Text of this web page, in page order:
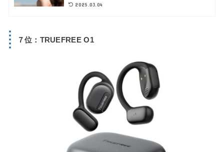
2025.03.04
７位：TRUEFREE O1